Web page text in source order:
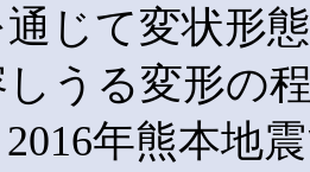
じて変状形
うる変形の
年熊本地